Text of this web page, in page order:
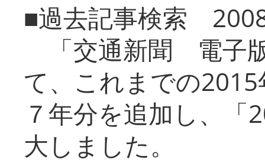
■過去記事検索
「交通新聞 電子
て、これまでの
７年分を追加し、「
大しまし